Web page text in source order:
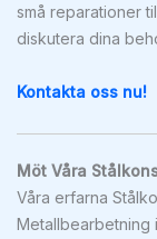
små reparationer
diskutera dina
Kontakta oss nu!
Möt Våra
Våra erfarna
Metallbearbetning